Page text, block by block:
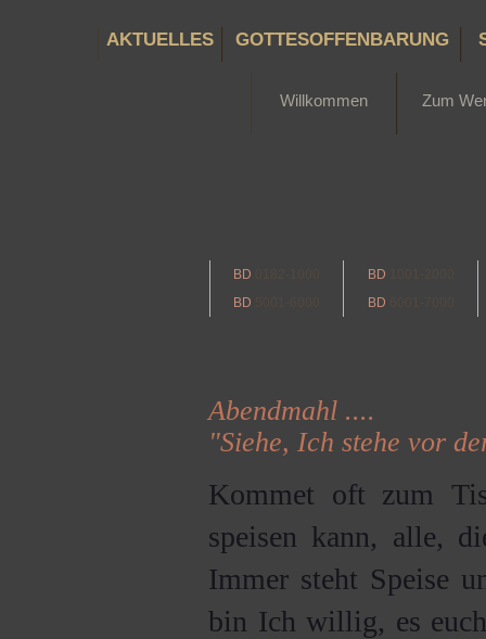
AKTUELLES GOTTESOFFENBARUNG
Willkommen Zum
BD BD
BD
BD
Abendmahl ....
"Siehe, Ich stehe vor
Kommet oft zum
speisen kann, alle,
Immer steht Speise
bin Ich willig, es